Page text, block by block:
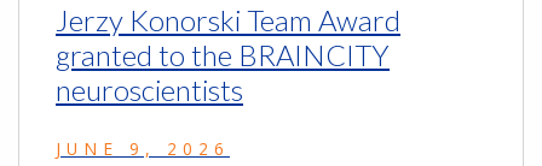
Jerzy Konorski Team Award
granted to the BRAINCITY
neuroscientists
JUNE 9, 2026